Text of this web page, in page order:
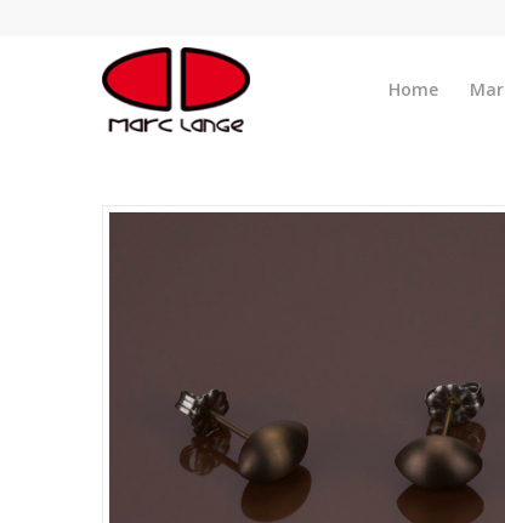
Home